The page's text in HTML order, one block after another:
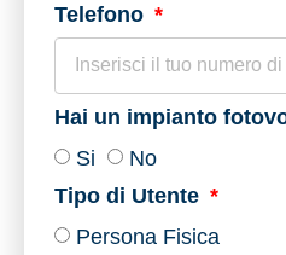
Telefono
Hai un impianto
Si
No
Tipo di Utente
Persona Fisica